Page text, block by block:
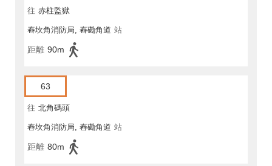
往 赤柱監獄
舂坎角消防局, 舂磡角道 站
距離 90m
63
往 北角碼頭
舂坎角消防局, 舂磡角道 站
距離 80m